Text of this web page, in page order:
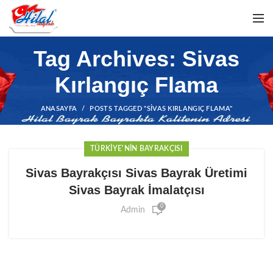
Tag Archives: Sivas
Kırlangıç Flama
ANASAYFA POSTS TAGGED "SIVAS KIRLANGIÇ FLAMA"
TÜRKIYE'NIN BAYRAKÇISI
Sivas Bayrakçısı Sivas Bayrak Üretimi
Sivas Bayrak İmalatçısı
Admin 0